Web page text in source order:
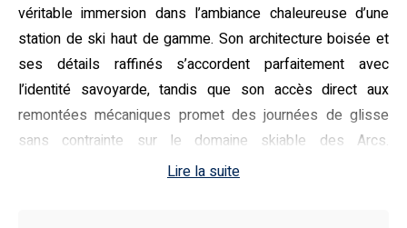
véritable immersion dans l’ambiance chaleureuse d’une
station de ski haut de gamme. Son architecture boisée et
ses détails raffinés s’accordent parfaitement avec
l’identité savoyarde, tandis que son accès direct aux
remontées mécaniques promet des journées de glisse
sans contrainte sur le domaine skiable des Arcs.
L’ambiance y est aussi vivante que conviviale, rythmée par
Lire la suite